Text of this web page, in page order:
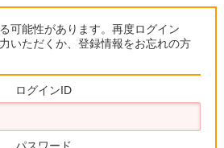
可能性があります。再度ログイン
いただくか、登録情報をお忘れの方
ログインID
パスワード